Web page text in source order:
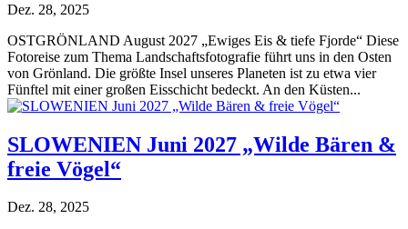
Dez. 28, 2025
OSTGRÖNLAND August 2027 „Ewiges Eis & tiefe Fjorde“ Diese
Fotoreise zum Thema Landschaftsfotografie führt uns in den Osten
von Grönland. Die größte Insel unseres Planeten ist zu etwa vier
Fünftel mit einer großen Eisschicht bedeckt. An den Küsten...
SLOWENIEN Juni 2027 „Wilde Bären &
freie Vögel“
Dez. 28, 2025